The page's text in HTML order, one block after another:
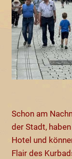
Schon am
der Stadt,
Hotel und
Flair des